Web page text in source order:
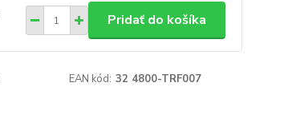
Pridať do košíka
EAN kód: 32 4800-TRF007